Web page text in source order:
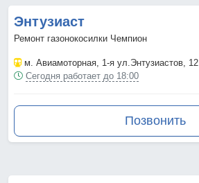
Энтузиаст
Ремонт газонокосилки Чемпион
м. Авиамоторная, 1-я ул.Энтузиастов, 12
Сегодня работает до 18:00
Позвонить